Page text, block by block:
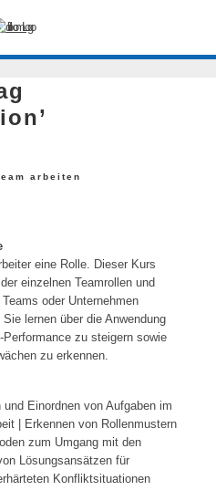
arbeiten
eine Rolle. Dieser Kurs
einzelnen Teamrollen und
oder Unternehmen
lernen über die Anwendung
zu steigern sowie
zu erkennen.
Einordnen von Aufgaben im
| Erkennen von Rollenmustern
zum Umgang mit den
Lösungsansätzen für
Konfliktsituationen